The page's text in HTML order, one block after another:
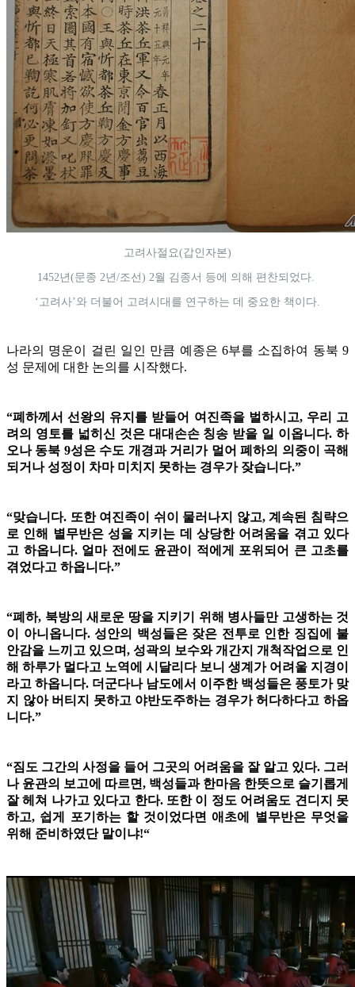
고려사절요(갑인자본)
1452년(문종 2년/조선) 2월 김종서 등에 의해 편찬되었다.
‘고려사’와 더불어 고려시대를 연구하는 데 중요한 책이다.
나라의 명운이 걸린 일인 만큼 예종은 6부를 소집하여 동북 9
성 문제에 대한 논의를 시작했다.
“폐하께서 선왕의 유지를 받들어 여진족을 벌하시고, 우리 고
려의 영토를 넓히신 것은 대대손손 칭송 받을 일 이옵니다. 하
오나 동북 9성은 수도 개경과 거리가 멀어 폐하의 의중이 곡해
되거나 성정이 차마 미치지 못하는 경우가 잦습니다.”
“맞습니다. 또한 여진족이 쉬이 물러나지 않고, 계속된 침략으
로 인해 별무반은 성을 지키는 데 상당한 어려움을 겪고 있다
고 하옵니다. 얼마 전에도 윤관이 적에게 포위되어 큰 고초를
겪었다고 하옵니다.”
“폐하, 북방의 새로운 땅을 지키기 위해 병사들만 고생하는 것
이 아니옵니다. 성안의 백성들은 잦은 전투로 인한 징집에 불
안감을 느끼고 있으며, 성곽의 보수와 개간지 개척작업으로 인
해 하루가 멀다고 노역에 시달리다 보니 생계가 어려울 지경이
라고 하옵니다. 더군다나 남도에서 이주한 백성들은 풍토가 맞
지 않아 버티지 못하고 야반도주하는 경우가 허다하다고 하옵
니다.”
“짐도 그간의 사정을 들어 그곳의 어려움을 잘 알고 있다. 그러
나 윤관의 보고에 따르면, 백성들과 한마음 한뜻으로 슬기롭게
잘 헤쳐 나가고 있다고 한다. 또한 이 정도 어려움도 견디지 못
하고, 쉽게 포기하는 할 것이었다면 애초에 별무반은 무엇을
위해 준비하였단 말이냐!“